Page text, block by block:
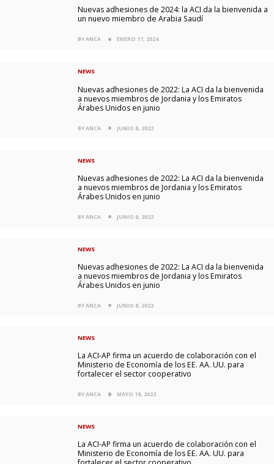
Nuevas adhesiones de 2024: la ACI da la bienvenida a
un nuevo miembro de Arabia Saudí
BY ANCA ENERO 17, 2024
NEWS
Nuevas adhesiones de 2022: La ACI da la bienvenida
a nuevos miembros de Jordania y los Emiratos
Árabes Unidos en junio
BY ANCA JUNIO 8, 2022
NEWS
Nuevas adhesiones de 2022: La ACI da la bienvenida
a nuevos miembros de Jordania y los Emiratos
Árabes Unidos en junio
BY ANCA JUNIO 8, 2022
NEWS
Nuevas adhesiones de 2022: La ACI da la bienvenida
a nuevos miembros de Jordania y los Emiratos
Árabes Unidos en junio
BY ANCA JUNIO 8, 2022
NEWS
La ACI-AP firma un acuerdo de colaboración con el
Ministerio de Economía de los EE. AA. UU. para
fortalecer el sector cooperativo
BY ANCA MAYO 19, 2022
NEWS
La ACI-AP firma un acuerdo de colaboración con el
Ministerio de Economía de los EE. AA. UU. para